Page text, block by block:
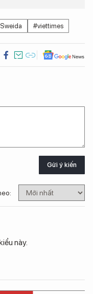
#viettimes
Gửi ý kiến
này.